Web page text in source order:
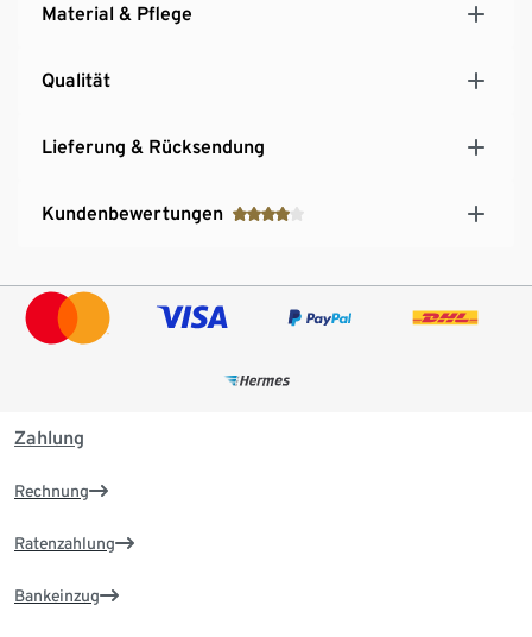
Material & Pflege
Qualität
Lieferung & Rücksendung
Kundenbewertungen
Zahlung
Rechnung
Ratenzahlung
Bankeinzug